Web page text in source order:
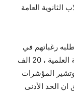
الثانوية العامة
الف طالب وطلبه رغباتهم في
المرحلة الأولى منهم 25 الف طالب في الشعبة العلمية ، 20 الف
وتشير المؤشرات
ان الحد الأدنى